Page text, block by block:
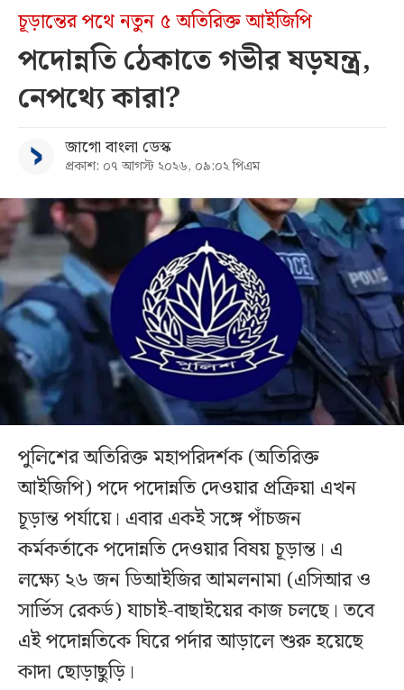
চূড়ান্তের পথে নতুন ৫ অতিরিক্ত আইজিপি
পদোন্নতি ঠেকাতে গভীর ষড়যন্ত্র,
নেপথ্যে কারা?
জাগো বাংলা ডেস্ক
প্রকাশ: ০৭ আগস্ট ২০২৬, ০৯:০২ পিএম
পুলিশের অতিরিক্ত মহাপরিদর্শক (অতিরিক্ত
আইজিপি) পদে পদোন্নতি দেওয়ার প্রক্রিয়া এখন
চূড়ান্ত পর্যায়ে। এবার একই সঙ্গে পাঁচজন
কর্মকর্তাকে পদোন্নতি দেওয়ার বিষয় চূড়ান্ত। এ
লক্ষ্যে ২৬ জন ডিআইজির আমলনামা (এসিআর ও
সার্ভিস রেকর্ড) যাচাই-বাছাইয়ের কাজ চলছে। তবে
এই পদোন্নতিকে ঘিরে পর্দার আড়ালে শুরু হয়েছে
কাদা ছোড়াছুড়ি।